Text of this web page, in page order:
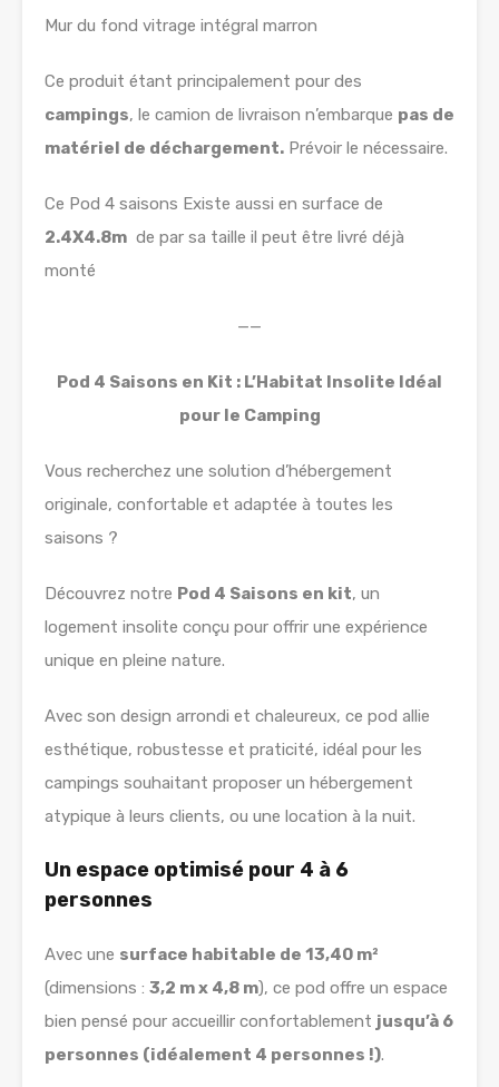
Mur du fond vitrage intégral marron
Ce produit étant principalement pour des
campings, le camion de livraison n’embarque pas de
matériel de déchargement. Prévoir le nécessaire.
Ce Pod 4 saisons Existe aussi en surface de
2.4X4.8m de par sa taille il peut être livré déjà
monté
——
Pod 4 Saisons en Kit : L’Habitat Insolite Idéal
pour le Camping
Vous recherchez une solution d’hébergement
originale, confortable et adaptée à toutes les
saisons ?
Découvrez notre Pod 4 Saisons en kit, un
logement insolite conçu pour offrir une expérience
unique en pleine nature.
Avec son design arrondi et chaleureux, ce pod allie
esthétique, robustesse et praticité, idéal pour les
campings souhaitant proposer un hébergement
atypique à leurs clients, ou une location à la nuit.
Un espace optimisé pour 4 à 6
personnes
Avec une surface habitable de 13,40 m²
(dimensions : 3,2 m x 4,8 m), ce pod offre un espace
bien pensé pour accueillir confortablement jusqu’à 6
personnes (idéalement 4 personnes !).